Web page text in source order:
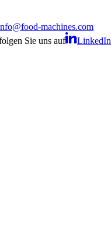
machines.com
Sie uns auf
LinkedIn